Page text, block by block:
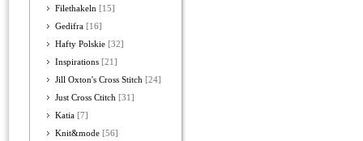
Filethakeln [15]
Gedifra [16]
Hafty Polskie [32]
Inspirations [21]
Jill Oxton's Cross Stitch [24]
Just Cross Ctitch [31]
Katia [7]
Knit&mode [56]